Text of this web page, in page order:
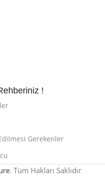
!
Gerekenler
. Tüm Hakları Saklıdır